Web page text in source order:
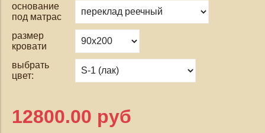
основание
под матрас
размер
кровати
выбрать
цвет:
12800.00 руб